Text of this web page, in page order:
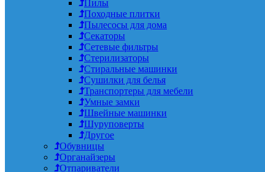
Пилы
Походные плитки
Пылесосы для дома
Секаторы
Сетевые фильтры
Стерилизаторы
Стиральные машинки
Сушилки для белья
Транспортеры для мебели
Умные замки
Швейные машинки
Шуруповерты
Другое
Обувницы
Органайзеры
Отпариватели